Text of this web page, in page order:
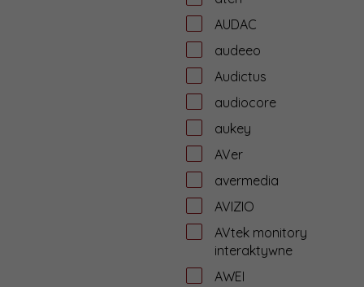
AUDAC
audeeo
Audictus
audiocore
aukey
AVer
avermedia
AVIZIO
AVtek monitory
interaktywne
AWEI